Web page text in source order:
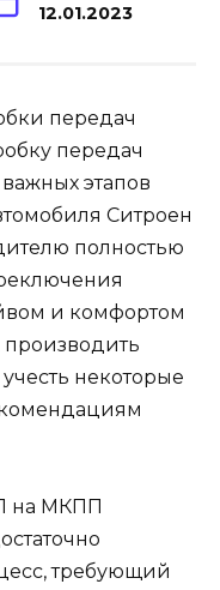
12.01.2023
передач
передач
этапов
Ситроен
полностью
и комфортом
некоторые
на МКПП
требующий